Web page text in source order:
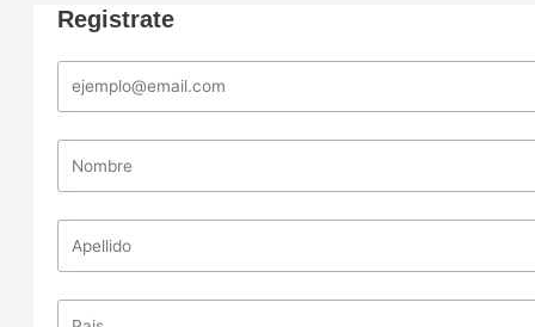
Registrate